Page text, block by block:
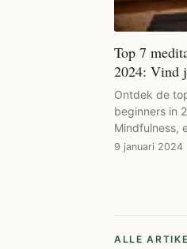
Top 7
2024: Vind
Ontdek de
beginners in
Mindfulness,
9 januari 2024
ALLE